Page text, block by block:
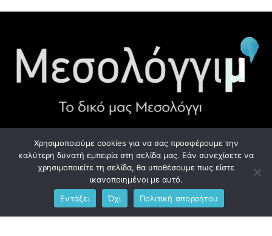
ΧΡΉΣΙΜΑ LINK
Προσωπικά Δεδομένα - GDPR
Ανδρέου Λόντου 1, Μεσολόγγι 302 00
Χρησιμοποιούμε cookies για να σας προσφέρουμε την
καλύτερη δυνατή εμπειρία στη σελίδα μας. Εάν συνεχίσετε να
χρησιμοποιείτε τη σελίδα, θα υποθέσουμε πως είστε
ικανοποιημένοι με αυτό.
Εντάξει
Όχι Πολιτική απορρήτου